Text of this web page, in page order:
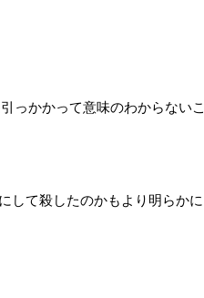
っかかって意味のわからないこ
して殺したのかもより明らかに